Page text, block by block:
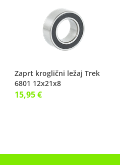
Zaprt kroglični ležaj Trek
6801 12x21x8
15,95 €